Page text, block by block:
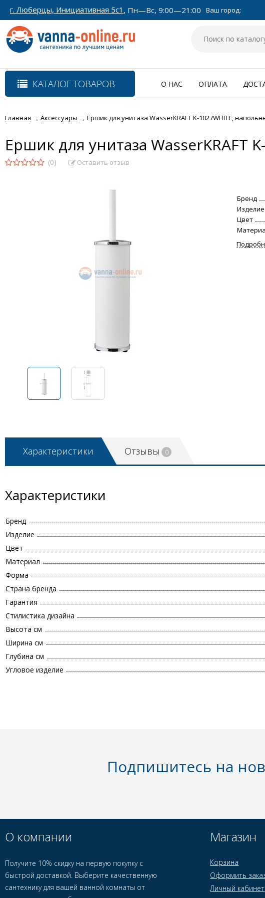
г. Люберцы, Инициативная 5с1 , Пн—Вс, 9:00—21:00 Ваш город:
КАТАЛОГ ТОВАРОВ О НАС ОПЛАТА
Главная → Аксессуары → Ершик для унитаза WasserKRAFT K-1027WHITE,
Ершик для унитаза WasserKRAFT
(0) Оставить отзыв
Бренд
Изделие
Цвет
Характеристики Отзывы 0
Характеристики
Бренд
Изделие
Цвет
Материал
Форма
Страна бренда
Гарантия
Стилистика дизайна
Высота см
Ширина см
Глубина см
Угловое изделие
Подпишитесь на
О компании
Получите 10% скидку на первую покупку с
быстрой доставкой. Выберите качественную
сантехнику для вашей ванной комнаты от
Магазин
Корзина
Оформить
Личный кабинет